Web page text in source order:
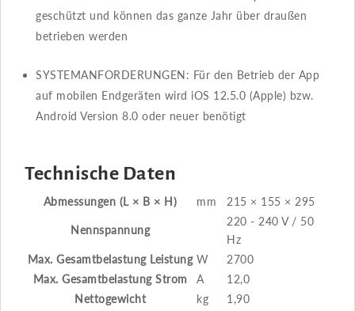
geschützt und können das ganze Jahr über draußen
betrieben werden
SYSTEMANFORDERUNGEN: Für den Betrieb der App
auf mobilen Endgeräten wird iOS 12.5.0 (Apple) bzw.
Android Version 8.0 oder neuer benötigt
Technische Daten
Abmessungen (L × B × H) mm 215 × 155 × 295
Nennspannung
220 - 240 V / 50
Hz
Max. Gesamtbelastung Leistung W
2700
Max. Gesamtbelastung Strom
A
12,0
Nettogewicht
kg
1,90